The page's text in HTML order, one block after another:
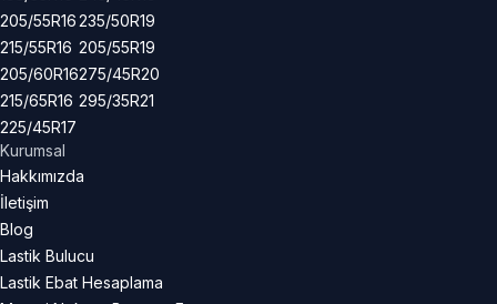
205/55R16
215/55R16
205/60R16
215/65R16
225/45R17
235/50R19
205/55R19
275/45R20
295/35R21
Kurumsal
Hakkımızda
İletişim
Blog
Lastik Bulucu
Lastik Ebat Hesaplama